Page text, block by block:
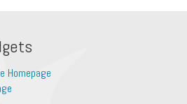
Homepage